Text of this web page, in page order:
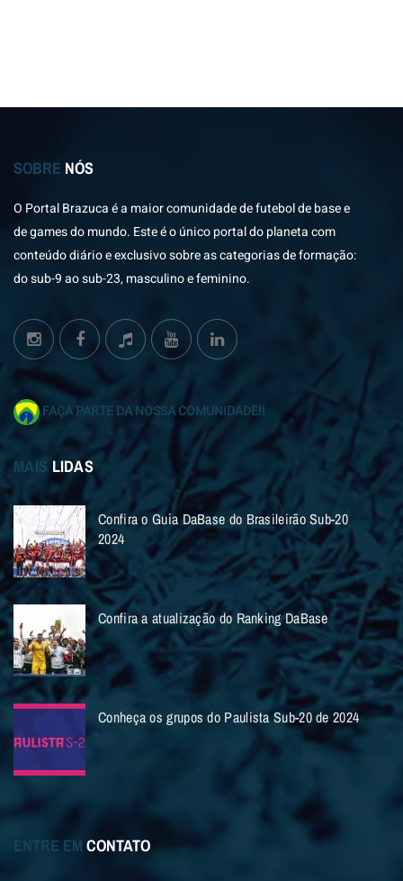
SOBRE NÓS
O Portal Brazuca é a maior comunidade de futebol de base e
de games do mundo. Este é o único portal do planeta com
conteúdo diário e exclusivo sobre as categorias de formação:
do sub-9 ao sub-23, masculino e feminino.
FAÇA PARTE DA NOSSA COMUNIDADE!!
MAIS LIDAS
Confira o Guia DaBase do Brasileirão Sub-20
2024
Confira a atualização do Ranking DaBase
Conheça os grupos do Paulista Sub-20 de 2024
ENTRE EM CONTATO